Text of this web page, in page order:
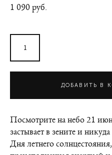
1 090 pуб.
ДОБАВИТЬ В
Посмотрите на небо 21
застывает в зените и
Дня летнего